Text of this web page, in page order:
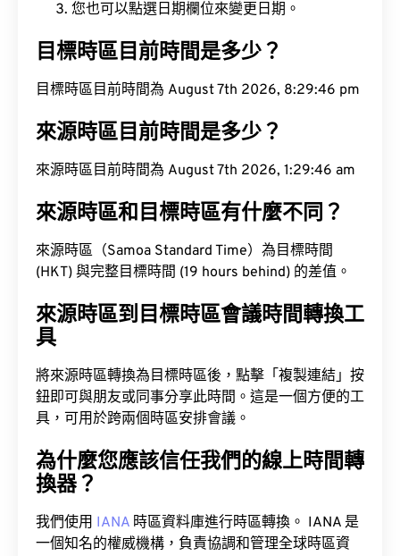
您也可以點選日期欄位來變更日期。
目標時區目前時間是多少？
目標時區目前時間為 August 7th 2026, 8:29:47 pm
來源時區目前時間是多少？
來源時區目前時間為 August 7th 2026, 1:29:47 am
來源時區和目標時區有什麼不同？
來源時區（Samoa Standard Time）為目標時間
(HKT) 與完整目標時間 (19 hours behind) 的差值。
來源時區到目標時區會議時間轉換工
具
將來源時區轉換為目標時區後，點擊「複製連結」按
鈕即可與朋友或同事分享此時間。這是一個方便的工
具，可用於跨兩個時區安排會議。
為什麼您應該信任我們的線上時間轉
換器？
我們使用 IANA 時區資料庫進行時區轉換。 IANA 是
一個知名的權威機構，負責協調和管理全球時區資